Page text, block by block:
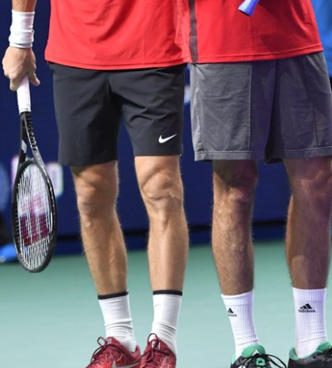
финал турнира ATP в
карьере!
21 октября, 19:45
Загрузить еще
ТИТУЛЬНЫЙ СПОНСОР